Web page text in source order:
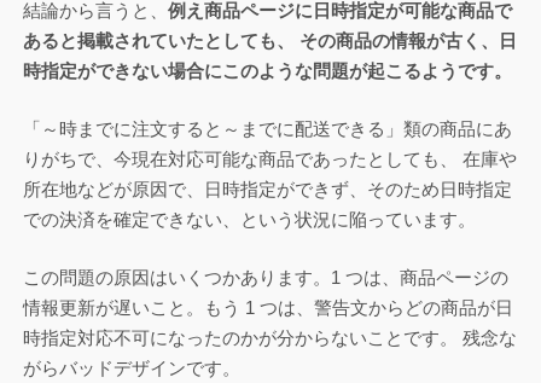
結論から言うと、 例え商品ページに日時指定が可能な商品で
あると掲載されていたとしても、 その商品の情報が古く、日
時指定ができない場合にこのような問題が起こるようです。
「～時までに注文すると～までに配送できる」類の商品にあ
りがちで、今現在対応可能な商品であったとしても、 在庫や
所在地などが原因で、日時指定ができず、そのため日時指定
での決済を確定できない、という状況に陥っています。
この問題の原因はいくつかあります。1 つは、商品ページの
情報更新が遅いこと。もう 1 つは、警告文からどの商品が日
時指定対応不可になったのかが分からないことです。 残念な
がらバッドデザインです。